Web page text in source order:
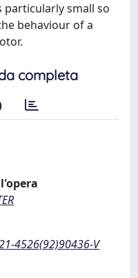
particularly small so
behaviour of a
completa
4526(92)90436-V